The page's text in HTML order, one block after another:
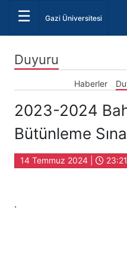
☰ Gazi Üniversitesi
Duyuru
Haberler
2023-2024
Bütünleme
14 Temmuz 2024 | 23:21
.